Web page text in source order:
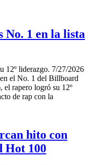
No. 1 en la lista
12º liderazgo. 7/27/2026
el No. 1 del Billboard
el rapero logró su 12º
de rap con la
hito con
Hot 100